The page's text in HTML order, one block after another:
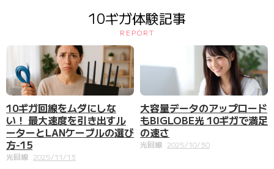
10ギガ体験記事
REPORT
10ギガ回線をムダにしな
い！ 最大速度を引き出すル
ーターとLANケーブルの選び
方-15
光回線 2025/11/13
大容量データのアップロード
もBIGLOBE光 10ギガで満足
の速さ
光回線 2025/10/30